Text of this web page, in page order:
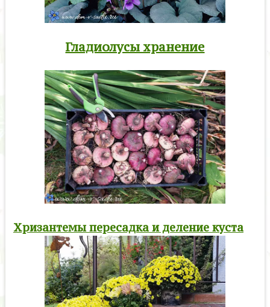
Гладиолусы хранение
Хризантемы пересадка и деление куста